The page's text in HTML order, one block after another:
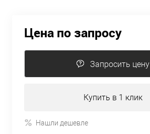
Цена по запросу
Запросить цену
Купить в 1 клик
Нашли дешевле